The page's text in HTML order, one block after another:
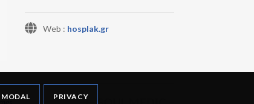
Web : hosplak.gr
MODAL PRIVACY